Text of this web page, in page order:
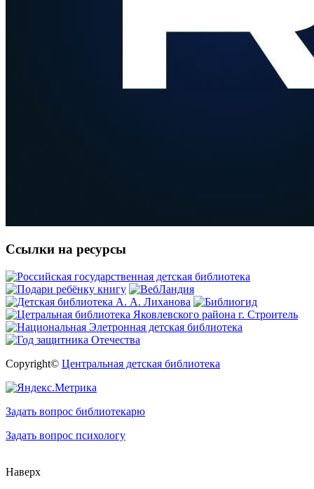
Ссылки на ресурсы
Copyright© Центральная детская библиотека
Задать вопрос библиотекарю
Задать вопрос психологу
Наверх